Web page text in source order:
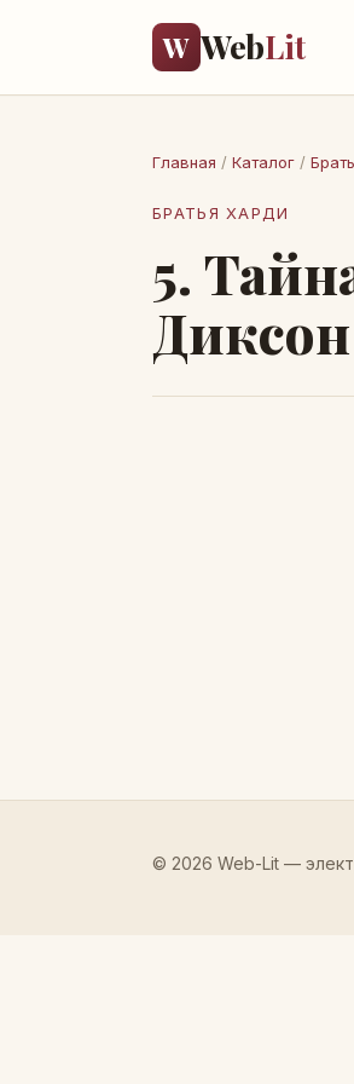
W WebLit
Главная / Каталог /
БРАТЬЯ ХАРДИ
5.
© 2026 Web-Lit —